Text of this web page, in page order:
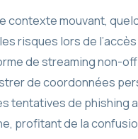
contexte mouvant,
risques lors de l’accès
de streaming non-
de coordonnées
tentatives de phishing
profitant de la